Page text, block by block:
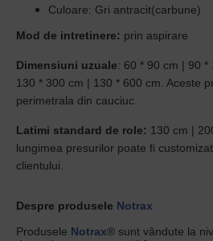
Culoare: Gri antracit(carbune)
Mod de intretinere: prin aspirare
Dimensiuni uzuale: 60 * 90 cm | 90 *
130 * 300 cm | 130 * 600 cm. Aceste
perimetrala din cauciuc.
Latimi standard de role: 130 cm |
lungimea presurilor poate fi
clientului.
Despre produsele Notrax
Produsele Notrax® sunt vândute la